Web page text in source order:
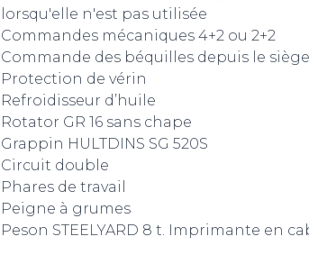
lorsqu'elle n'est pas utilisée
Commandes mécaniques 4+2 ou 2+2
Commande des béquilles depuis le siège
Protection de vérin
Refroidisseur d’huile
Rotator GR 16 sans chape
Grappin HULTDINS SG 520S
Circuit double
Phares de travail
Peigne à grumes
Peson STEELYARD 8 t. Imprimante en